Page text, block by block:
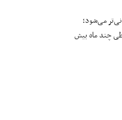
می‌شود؛
چند ماه بیش